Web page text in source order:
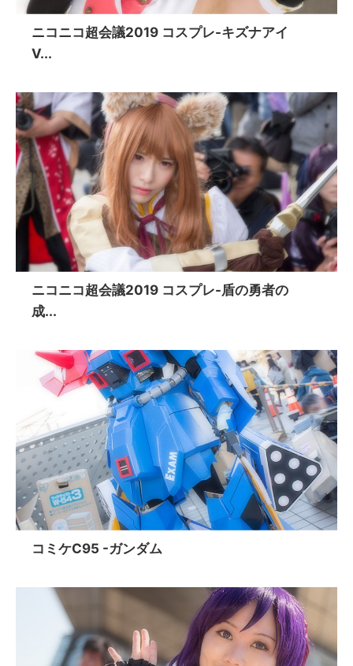
ニコニコ超会議2019 コスプレ-キズナアイ
V...
ニコニコ超会議2019 コスプレ-盾の勇者の
成...
コミケC95 -ガンダム